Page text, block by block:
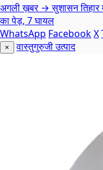
अगली ख़बर →सुशासन तिहार
का पेड़, 7 घायल
WhatsApp FacebookX
× वास्तुगुरुजी उत्पाद